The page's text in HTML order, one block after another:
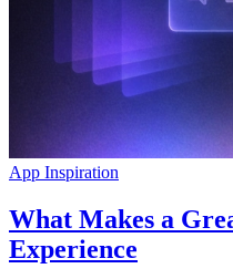
App Inspiration
What Makes a
Experience